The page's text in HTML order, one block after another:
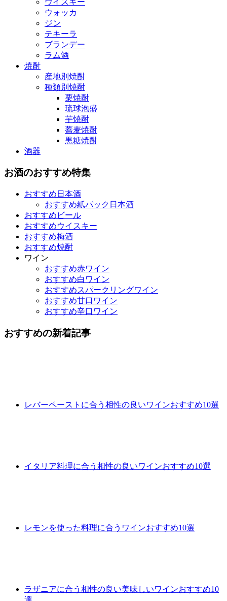
ウォッカ
ジン
テキーラ
ブランデー
ラム酒
焼酎
産地別焼酎
種類別焼酎
栗焼酎
琉球泡盛
芋焼酎
蕎麦焼酎
黒糖焼酎
酒器
お酒のおすすめ特集
おすすめ日本酒
おすすめ紙パック日本酒
おすすめビール
おすすめウイスキー
おすすめ梅酒
おすすめ焼酎
ワイン
おすすめ赤ワイン
おすすめ白ワイン
おすすめスパークリングワイン
おすすめ甘口ワイン
おすすめ辛口ワイン
おすすめの新着記事
レバーペーストに合う相性の良いワインおすすめ10選
イタリア料理に合う相性の良いワインおすすめ10選
レモンを使った料理に合うワインおすすめ10選
ラザニアに合う相性の良い美味しいワインおすすめ10